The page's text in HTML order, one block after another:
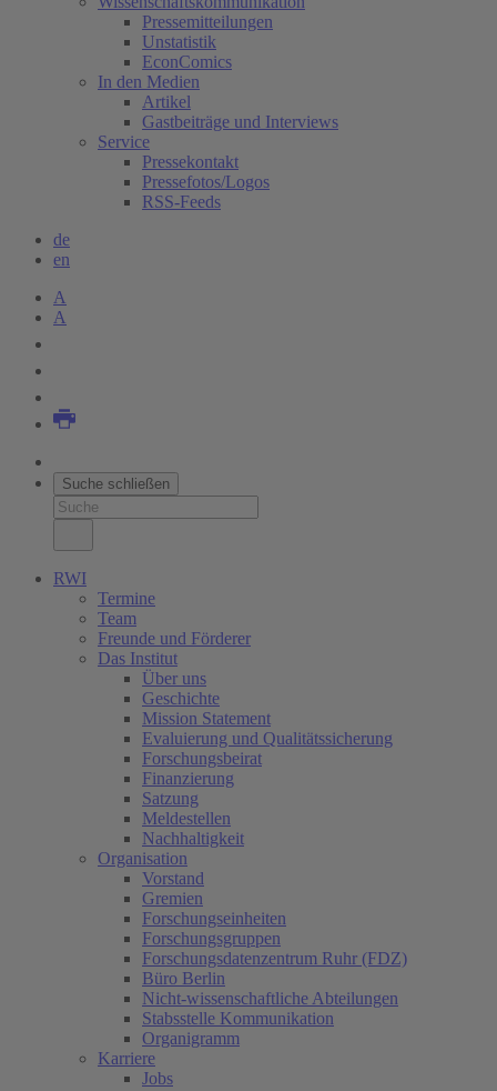
Pressemitteilungen
Unstatistik
EconComics
In den Medien
Artikel
Gastbeiträge und Interviews
Service
Pressekontakt
Pressefotos/Logos
RSS-Feeds
de
en
A
A
Suche schließen
RWI
Termine
Team
Freunde und Förderer
Das Institut
Über uns
Geschichte
Mission Statement
Evaluierung und Qualitätssicherung
Forschungsbeirat
Finanzierung
Satzung
Meldestellen
Nachhaltigkeit
Organisation
Vorstand
Gremien
Forschungseinheiten
Forschungsgruppen
Forschungsdatenzentrum Ruhr (FDZ)
Büro Berlin
Nicht-wissenschaftliche Abteilungen
Stabsstelle Kommunikation
Organigramm
Karriere
Jobs